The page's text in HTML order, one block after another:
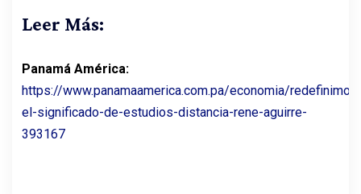
Leer Más:
Panamá América:
https://www.panamaamerica.com.pa/economia/
el-significado-de-estudios-distancia-rene-aguirre-
393167